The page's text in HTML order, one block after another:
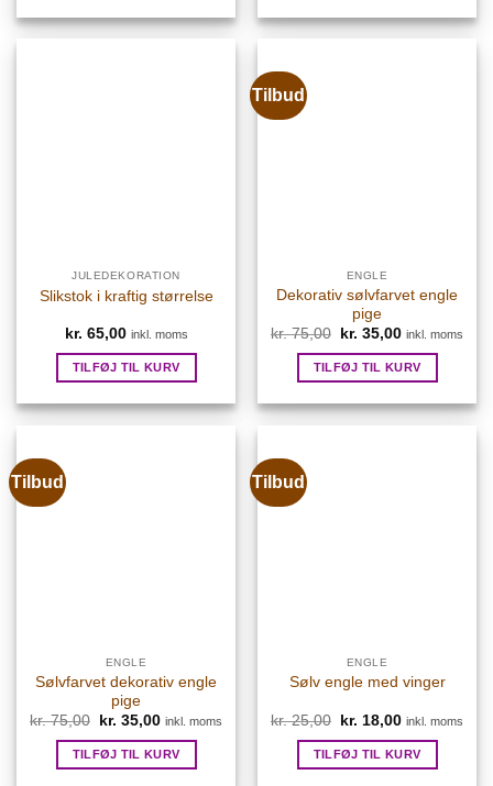
JULEDEKORATION
Slikstok i kraftig størrelse
kr. 65,00 inkl. moms
TILFØJ TIL KURV
Tilbud
ENGLE
Dekorativ sølvfarvet engle
pige
kr.75,00
Den
pris
var:
kr. 35,00 Den
pris
er:
inkl. moms
TILFØJ TIL KURV
Tilbud
ENGLE
Sølvfarvet dekorativ engle
pige
kr.75,00
Den
pris
var:
kr. 35,00 Den
pris
er:
inkl. moms
TILFØJ TIL KURV
Tilbud
ENGLE
Sølv engle med vinger
kr.25,00
Den
pris
var:
kr. 18,00 Den
pris
er:
inkl. moms
TILFØJ TIL KURV